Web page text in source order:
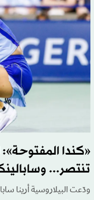
«كندا المفتوحة»:
تنتصر...
ودّعت البيلاروسية أرينا